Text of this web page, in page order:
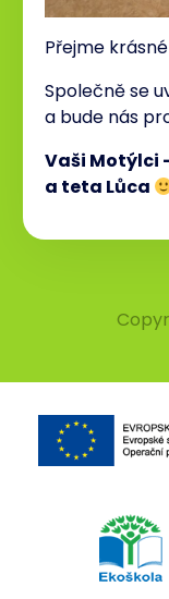
Přejme
Společně se
a bude nás
Vaši Motýlci
a teta Lůca